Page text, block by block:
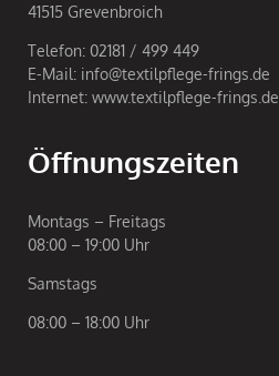
41515 Grevenbroich
Telefon: 02181 / 499 449
E-Mail: info@textilpflege-frings.de
Internet: www.textilpflege-frings.de
Öffnungszeiten
Montags – Freitags
08:00 – 19:00 Uhr
Samstags
08:00 – 18:00 Uhr